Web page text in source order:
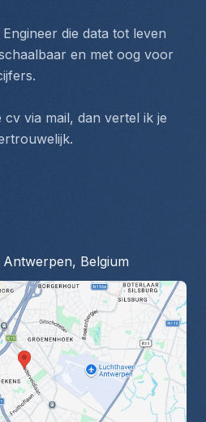
die data tot leven
en met oog voor
via mail, dan vertel ik je
Belgium